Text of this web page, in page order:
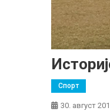
Спорт
30. август